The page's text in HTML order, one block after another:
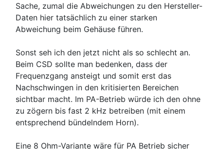
Sache, zumal die Abweichungen zu den Hersteller-
Daten hier tatsächlich zu einer starken
Abweichung beim Gehäuse führen.
Sonst seh ich den jetzt nicht als so schlecht an.
Beim CSD sollte man bedenken, dass der
Frequenzgang ansteigt und somit erst das
Nachschwingen in den kritisierten Bereichen
sichtbar macht. Im PA-Betrieb würde ich den ohne
zu zögern bis fast 2 kHz betreiben (mit einem
entsprechend bündelndem Horn).
Eine 8 Ohm-Variante wäre für PA Betrieb sicher